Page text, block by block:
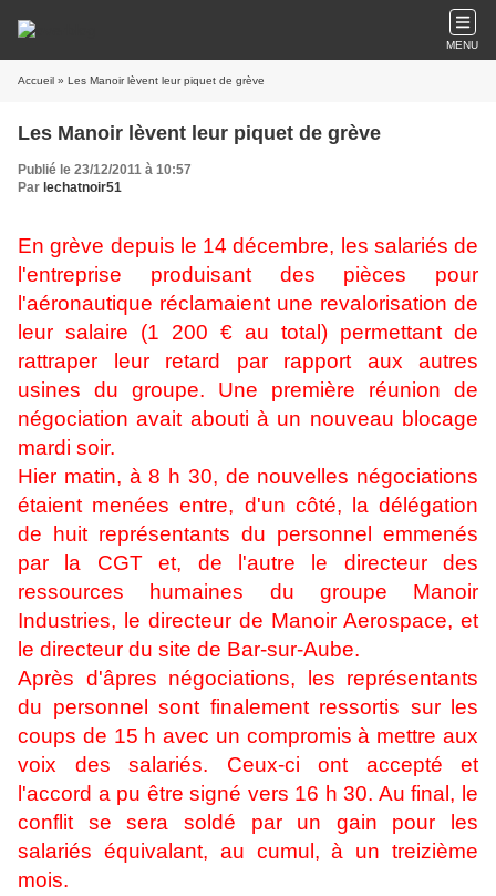
MENU
Accueil » Les Manoir lèvent leur piquet de grève
Les Manoir lèvent leur piquet de grève
Publié le 23/12/2011 à 10:57
Par lechatnoir51
En grève depuis le 14 décembre, les salariés de
l'entreprise produisant des pièces pour
l'aéronautique réclamaient une revalorisation de
leur salaire (1 200 € au total) permettant de
rattraper leur retard par rapport aux autres
usines du groupe. Une première réunion de
négociation avait abouti à un nouveau blocage
mardi soir.
Hier matin, à 8 h 30, de nouvelles négociations
étaient menées entre, d'un côté, la délégation
de huit représentants du personnel emmenés
par la CGT et, de l'autre le directeur des
ressources humaines du groupe Manoir
Industries, le directeur de Manoir Aerospace, et
le directeur du site de Bar-sur-Aube.
Après d'âpres négociations, les représentants
du personnel sont finalement ressortis sur les
coups de 15 h avec un compromis à mettre aux
voix des salariés. Ceux-ci ont accepté et
l'accord a pu être signé vers 16 h 30. Au final, le
conflit se sera soldé par un gain pour les
salariés équivalant, au cumul, à un treizième
mois.